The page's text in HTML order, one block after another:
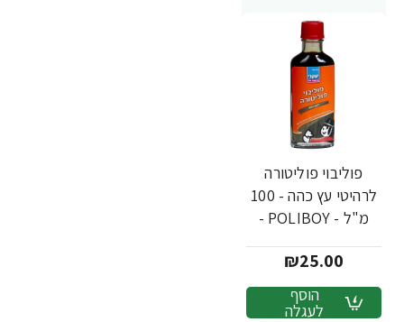
פוליבוי פוליטורה
לרהיטי עץ כהה - 100
מ"ל - POLIBOY -
₪25.00
הוסף
לעגלה